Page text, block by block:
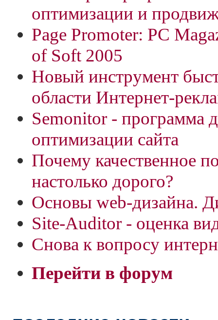
оптимизации и
Page Promoter: PC
of Soft 2005
Новый инструмент
области Интернет-
Semonitor - программа
оптимизации сайта
Почему качественное
настолько дорого?
Основы web-дизайна.
Site-Auditor - оценка
Снова к вопросу
Перейти в форум